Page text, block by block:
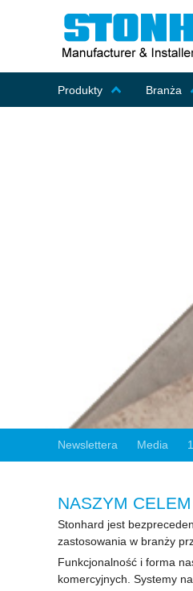
Produkty Branża
Newslettera Media
NASZYM
Stonhard jest
zastosowania w branży
Funkcjonalność i forma
komercyjnych. Systemy